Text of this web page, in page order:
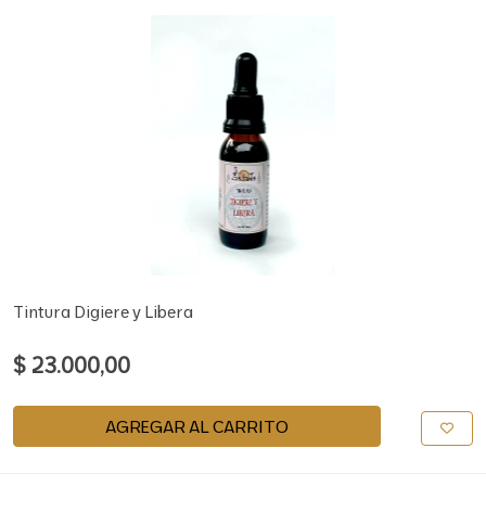
Tintura Digiere y Libera
$ 23.000,00
AGREGAR AL CARRITO